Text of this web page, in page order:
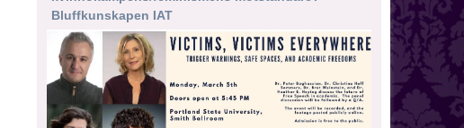
Bluffkunskapen IAT